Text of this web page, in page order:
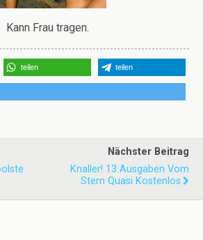
Kann Frau tragen.
teilen teilen
Nächster Beitrag
Knaller! 13 Ausgaben Vom
Stern Quasi Kostenlos